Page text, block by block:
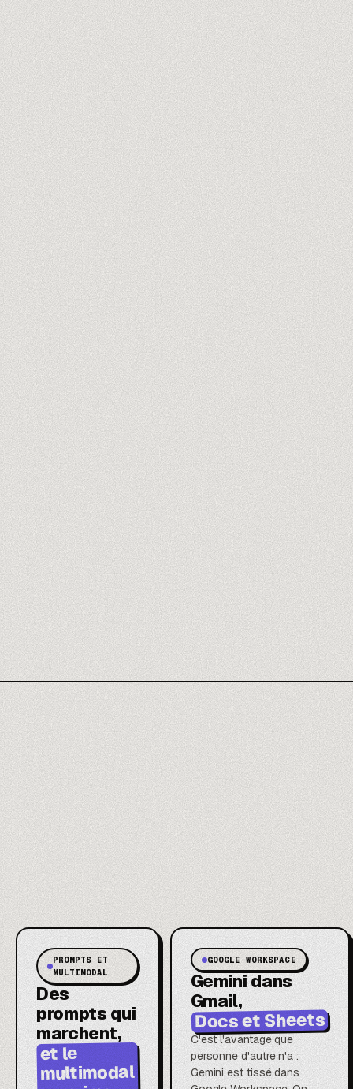
AGENCE GEMINI AVIS GEMINI
PROMPTS ET
MULTIMODAL
Des
prompts qui
marchent,
et le
multimodal
GOOGLE WORKSPACE
Gemini dans
Gmail,
Docs et Sheets
C'est l'avantage que
personne d'autre n'a :
Gemini est tissé dans